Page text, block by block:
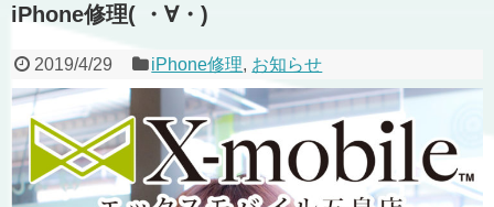
iPhone修理( ・∀・)
2019/4/29 iPhone修理, お知らせ